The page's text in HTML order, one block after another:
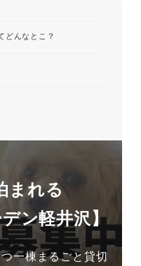
どんなとこ？
まれる
ン軽井沢】
一棟まるごと貸切